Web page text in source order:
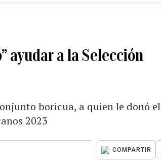
ayudar a la Selección
boricua, a quien le donó el
2023
COMPARTIR